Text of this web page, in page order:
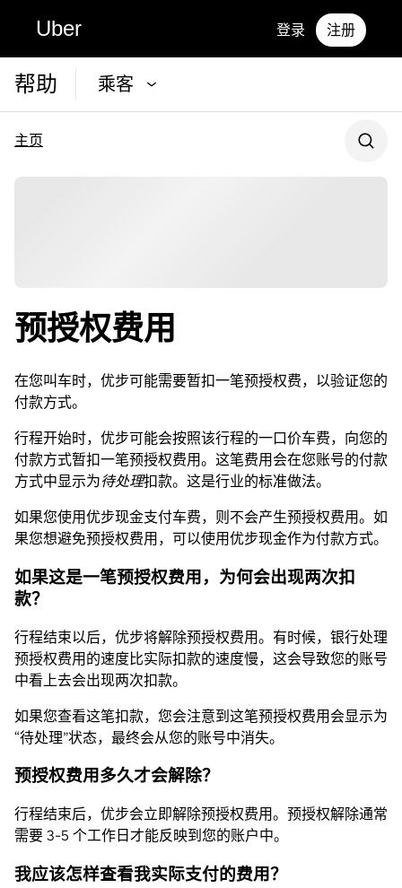
Uber 登录 注册
帮助 乘客
主页
预授权费用
在您叫车时，优步可能需要暂扣一笔预授权费，以验证您的
付款方式。
行程开始时，优步可能会按照该行程的一口价车费，向您的
付款方式暂扣一笔预授权费用。这笔费用会在您账号的付款
方式中显示为待处理扣款。这是行业的标准做法。
如果您使用优步现金支付车费，则不会产生预授权费用。如
果您想避免预授权费用，可以使用优步现金作为付款方式。
如果这是一笔预授权费用，为何会出现两次扣
款？
行程结束以后，优步将解除预授权费用。有时候，银行处理
预授权费用的速度比实际扣款的速度慢，这会导致您的账号
中看上去会出现两次扣款。
如果您查看这笔扣款，您会注意到这笔预授权费用会显示为
“待处理”状态，最终会从您的账号中消失。
预授权费用多久才会解除？
行程结束后，优步会立即解除预授权费用。预授权解除通常
需要 3-5 个工作日才能反映到您的账户中。
我应该怎样查看我实际支付的费用？